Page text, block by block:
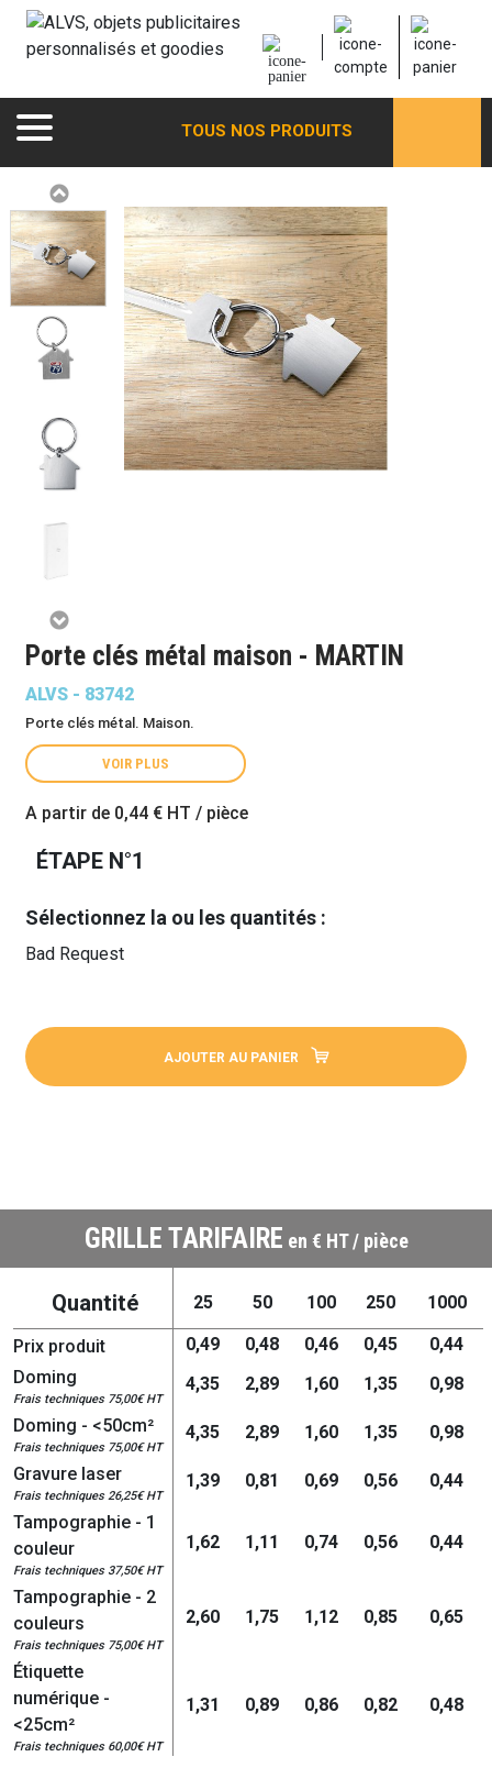
TOUS NOS PRODUITS
Porte clés métal maison - MARTIN
ALVS - 83742
Porte clés métal. Maison.
VOIR PLUS
A partir de 0,44 € HT / pièce
ÉTAPE N°1
Sélectionnez la ou les quantités :
Bad Request
AJOUTER AU PANIER
GRILLE TARIFAIRE en € HT / pièce
Quantité 25 50 100 250 1000
Prix produit 0,49 0,48 0,46 0,45
0,44
Doming
Frais techniques 75,00€ HT
4,35 2,89 1,60 1,35
0,98
Doming - <50cm²
Frais techniques 75,00€ HT
4,35 2,89 1,60 1,35
0,98
Gravure laser
Frais techniques 26,25€ HT
1,39 0,81 0,69 0,56
0,44
Tampographie - 1
couleur
Frais techniques 37,50€ HT
1,62 1,11 0,74 0,56 0,44
Tampographie - 2
couleurs
Frais techniques 75,00€ HT
2,60 1,75 1,12 0,85 0,65
Étiquette
numérique -
<25cm²
Frais techniques 60,00€ HT
1,31 0,89 0,86 0,82 0,48